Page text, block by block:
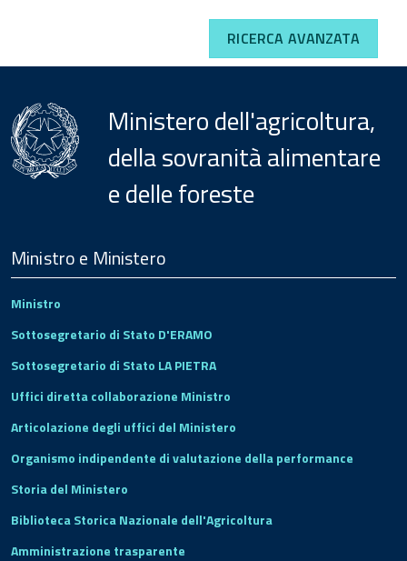
RICERCA AVANZATA
Ministero dell'agricoltura,
della sovranità alimentare
e delle foreste
Footer
Ministro e Ministero
Ministro
Sottosegretario di Stato D'ERAMO
Sottosegretario di Stato LA PIETRA
Uffici diretta collaborazione Ministro
Articolazione degli uffici del Ministero
Organismo indipendente di valutazione della performance
Storia del Ministero
Biblioteca Storica Nazionale dell'Agricoltura
Amministrazione trasparente